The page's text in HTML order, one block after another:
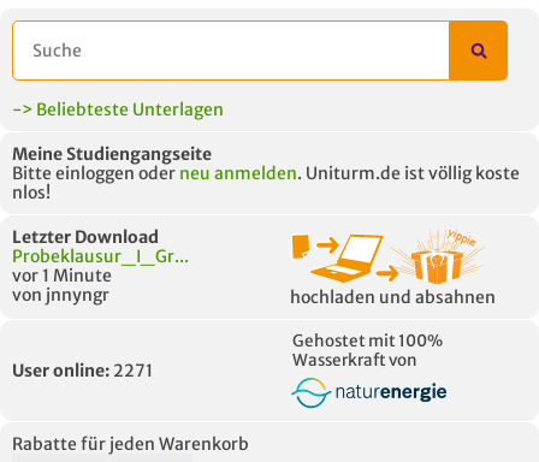
-> Beliebteste Unterlagen
Meine Studiengangseite
Bitte einloggen oder neu anmelden. Uniturm.de ist völlig koste
nlos!
Letzter Download
Probeklausur_I_Gr...
vor 1 Minute
von jnnyngr
hochladen und absahnen
User online: 2271
Gehostet mit 100%
Wasserkraft von
Rabatte für jeden Warenkorb